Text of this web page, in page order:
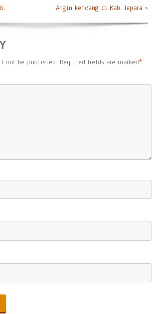
Angin kencang di Kab. Jepara »
not be published. Required fields are marked*